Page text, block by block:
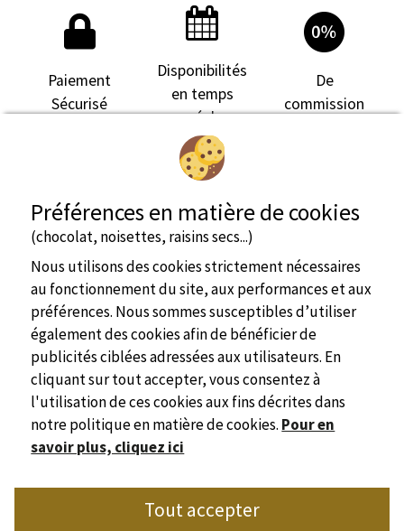
voir + d'infos
Mobil home 4/6 personne(s)
voir + d'infos
Mobil home 4/6 personne(s)
Paiement
Sécurisé
Disponibilités
en temps
réel
De
commission
Site officiel
Syndicat de l'Hôtellerie de Plein Air de Dordogne
Préférences en matière de cookies
(chocolat, noisettes, raisins secs...)
Nous utilisons des cookies strictement nécessaires
au fonctionnement du site, aux performances et aux
préférences. Nous sommes susceptibles d’utiliser
également des cookies afin de bénéficier de
publicités ciblées adressées aux utilisateurs. En
cliquant sur tout accepter, vous consentez à
l'utilisation de ces cookies aux fins décrites dans
notre politique en matière de cookies. Pour en
savoir plus, cliquez ici
Tout accepter